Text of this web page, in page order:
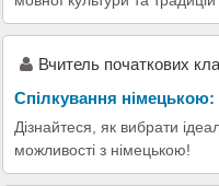
Вчитель початкових
Спілкування німецькою:
Дізнайтеся, як вибрати
можливості з німецькою!